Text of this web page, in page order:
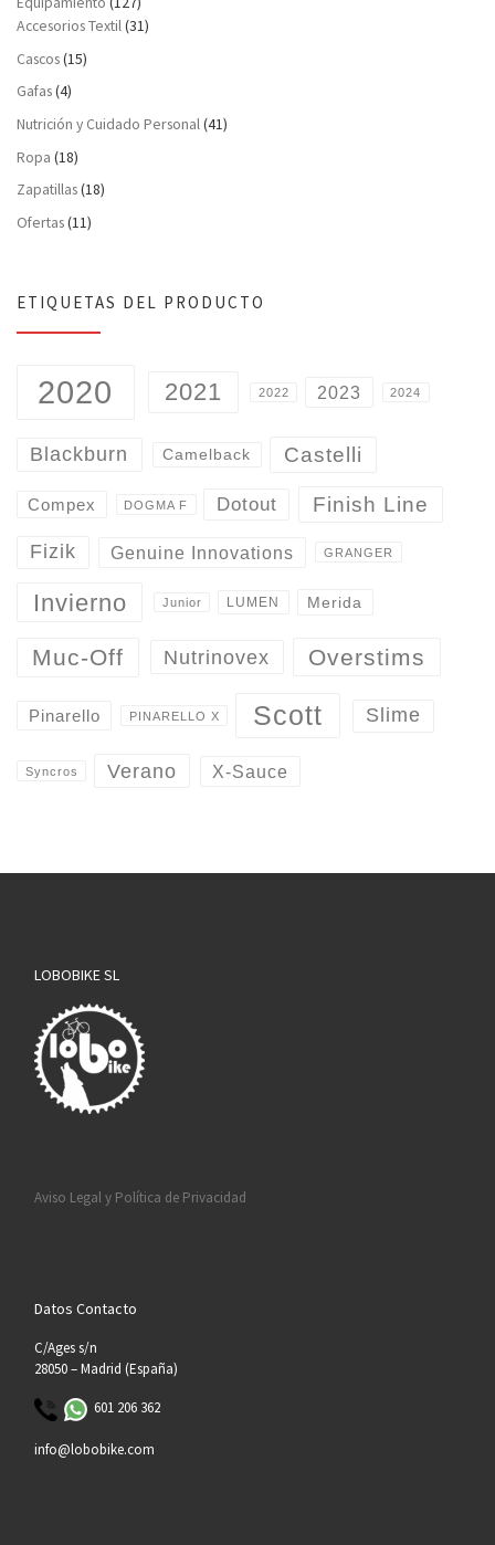
Accesorios Textil(31)
Cascos(15)
Gafas(4)
Nutrición y Cuidado Personal(41)
Ropa (18)
Zapatillas(18)
Ofertas(11)
ETIQUETAS DEL PRODUCTO
2020 2021 2022 2023 2024
Blackburn Camelback Castelli
Compex DOGMA F Dotout Finish Line
Fizik Genuine Innovations GRANGER
Invierno Junior LUMEN Merida
Muc-Off Nutrinovex Overstims
Pinarello PINARELLO X Scott Slime
Syncros Verano X-Sauce
LOBOBIKE SL
Aviso Legal y Política de Privacidad
Datos Contacto
C/Ages s/n
28050 – Madrid (España)
601 206 362
info@lobobike.com